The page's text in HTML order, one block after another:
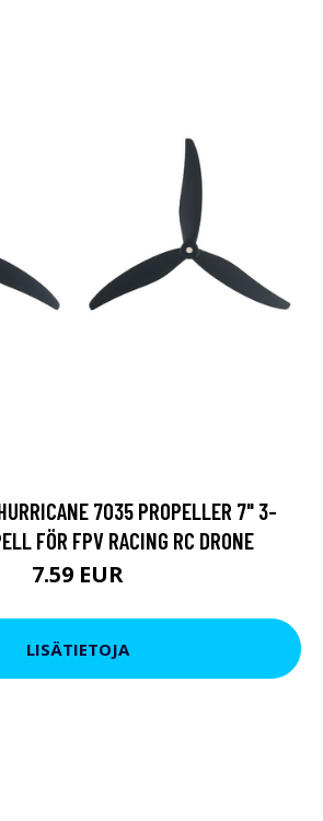
7035 PROPELLER 7" 3-
FÖR FPV RACING RC DRONE
7.59 EUR
LISÄTIETOJA